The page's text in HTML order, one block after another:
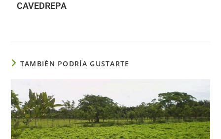
CAVEDREPA
TAMBIÉN PODRÍA GUSTARTE